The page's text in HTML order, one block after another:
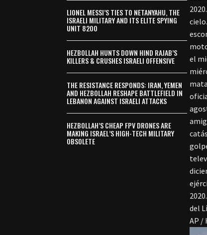
el
del
AP /
LIONEL MESSI’S TIES TO NETANYAHU, THE
ISRAELI MILITARY AND ITS ELITE SPYING
UNIT 8200
HEZBOLLAH HUNTS DOWN HIND RAJAB’S
KILLERS & CRUSHES ISRAELI OFFENSIVE
THE RESISTANCE RESPONDS: IRAN, YEMEN
AND HEZBOLLAH RESHAPE BATTLEFIELD IN
LEBANON AGAINST ISRAELI ATTACKS
HEZBOLLAH’S CHEAP FPV DRONES ARE
MAKING ISRAEL’S HIGH-TECH MILITARY
OBSOLETE